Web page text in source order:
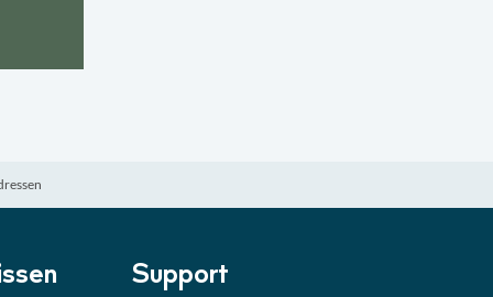
im Vergabeverfahren► 3:18 Min
von Angeboten Lektion
Support